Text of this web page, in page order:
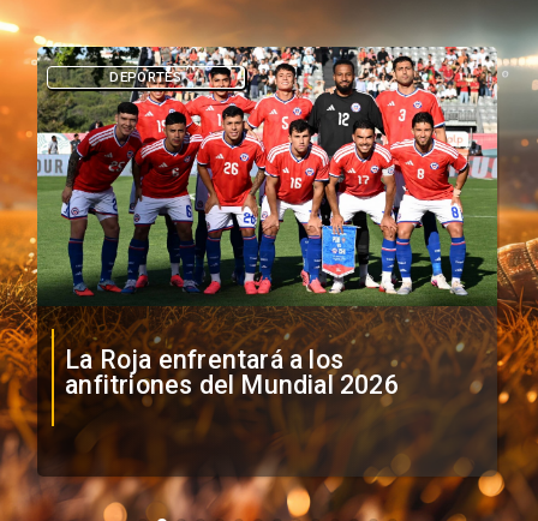
La Roja enfrentará a los
anfitriones del Mundial 2026
DEPORTES